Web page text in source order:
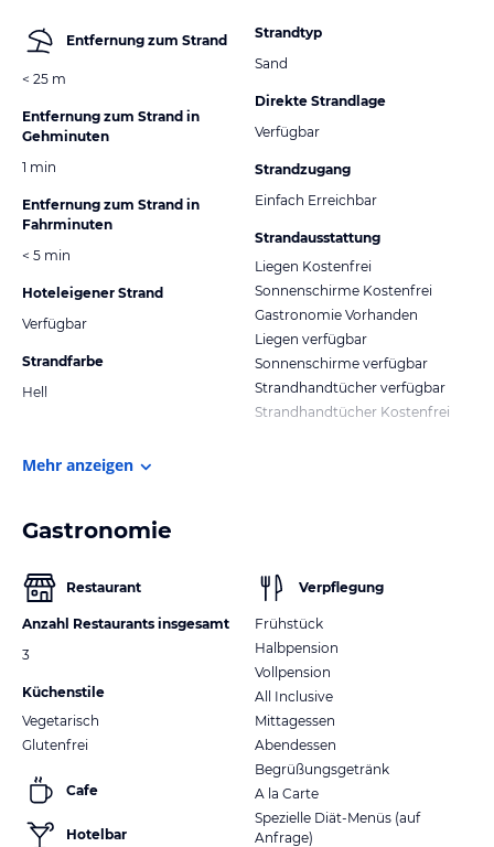
Entfernung zum Strand
< 25 m
Entfernung zum Strand in
Gehminuten
1 min
Entfernung zum Strand in
Fahrminuten
< 5 min
Hoteleigener Strand
Verfügbar
Strandfarbe
Hell
Strandtyp
Sand
Direkte Strandlage
Verfügbar
Strandzugang
Einfach Erreichbar
Strandausstattung
Liegen Kostenfrei
Sonnenschirme Kostenfrei
Gastronomie Vorhanden
Liegen verfügbar
Sonnenschirme verfügbar
Strandhandtücher verfügbar
Strandhandtücher Kostenfrei
Mehr anzeigen
Gastronomie
Restaurant
Anzahl Restaurants insgesamt
3
Küchenstile
Vegetarisch
Glutenfrei
Cafe
Hotelbar
Verpflegung
Frühstück
Halbpension
Vollpension
All Inclusive
Mittagessen
Abendessen
Begrüßungsgetränk
A la Carte
Spezielle Diät-Menüs (auf
Anfrage)